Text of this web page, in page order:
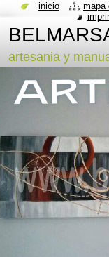
artesania y
inicio mapa